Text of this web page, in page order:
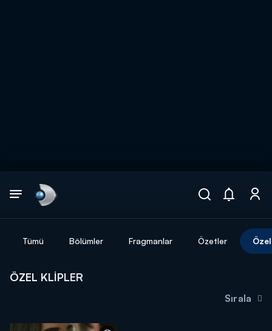
DİĞER SONUÇLAR
Tümü Bölümler Fragmanlar Özetler
ÖZEL KLIPLER
Sırala